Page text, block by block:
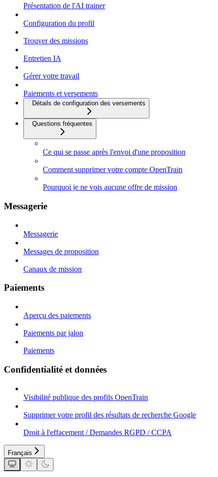
Présentation de l'AI trainer
Configuration du profil
Trouver des missions
Entretien IA
Gérer votre travail
Paiements et versements
Détails de configuration des versements
Questions fréquentes
Ce qui se passe après l'envoi d'une proposition
Comment supprimer votre compte OpenTrain
Pourquoi je ne vois aucune offre de mission
Messagerie
Messagerie
Messages de proposition
Canaux de mission
Paiements
Aperçu des paiements
Paiements par jalon
Paiements
Confidentialité et données
Visibilité publique des profils OpenTrain
Supprimer votre profil des résultats de recherche Google
Droit à l'effacement / Demandes RGPD / CCPA
Français